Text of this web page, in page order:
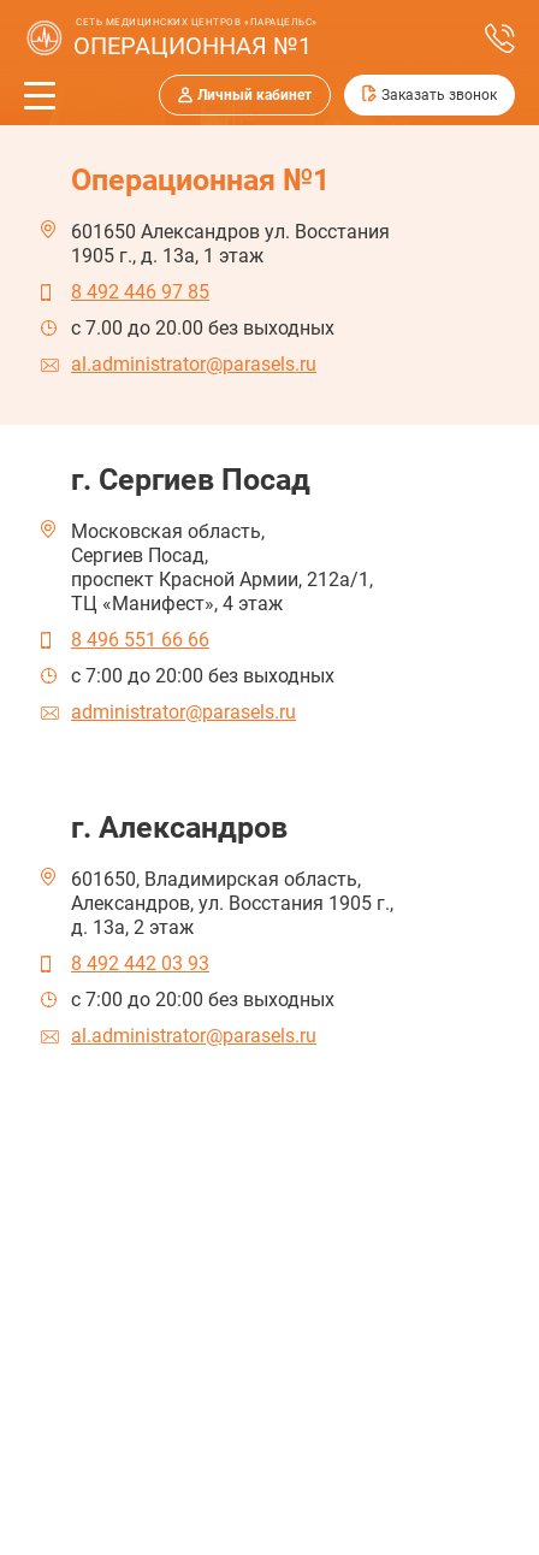
СЕТЬ МЕДИЦИНСКИХ ЦЕНТРОВ «ПАРАЦЕЛЬС»
ОПЕРАЦИОННАЯ №1
Личный кабинет Заказать звонок
Операционная №1
601650 Александров ул. Восстания
1905 г., д. 13а, 1 этаж
8 492 446 97 85
c 7.00 до 20.00 без выходных
al.administrator@parasels.ru
г. Сергиев Посад
Московская область,
Сергиев Посад,
проспект Красной Армии, 212а/1,
ТЦ «Манифест», 4 этаж
8 496 551 66 66
c 7:00 до 20:00 без выходных
administrator@parasels.ru
г. Александров
601650, Владимирская область,
Александров, ул. Восстания 1905 г.,
д. 13а, 2 этаж
8 492 442 03 93
c 7:00 до 20:00 без выходных
al.administrator@parasels.ru